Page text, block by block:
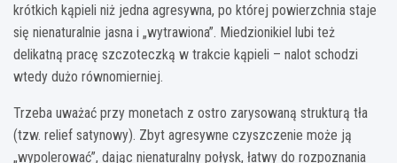
krótkich kąpieli niż jedna agresywna, po której powierzchnia staje
się nienaturalnie jasna i „wytrawiona”. Miedzionikiel lubi też
delikatną pracę szczoteczką w trakcie kąpieli – nalot schodzi
wtedy dużo równomierniej.
Trzeba uważać przy monetach z ostro zarysowaną strukturą tła
(tzw. relief satynowy). Zbyt agresywne czyszczenie może ją
„wypolerować”, dając nienaturalny połysk, łatwy do rozpoznania